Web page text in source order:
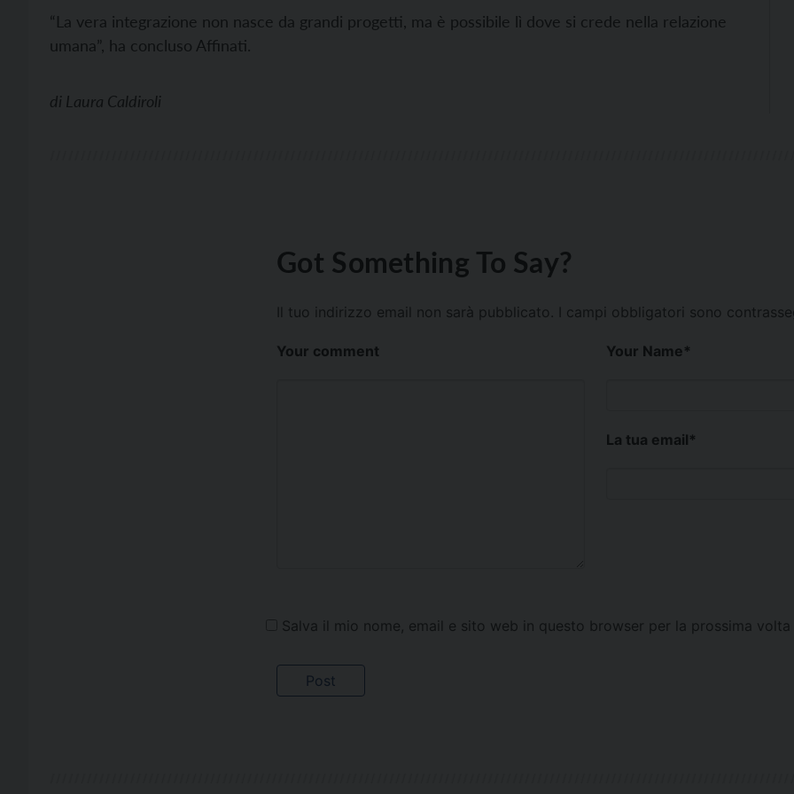
“La vera integrazione non nasce da grandi progetti, ma è possibile lì dove si crede nella relazione
umana”, ha concluso Affinati.
di Laura Caldiroli
Got Something To Say?
Il tuo indirizzo email non sarà pubblicato. I campi obbligatori sono
Your comment Your Name*
La tua email*
Salva il mio nome, email e sito web in questo browser per la prossima volta